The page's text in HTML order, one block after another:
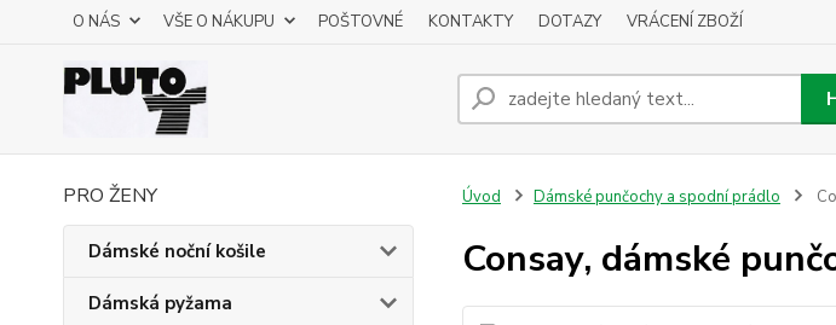
O NÁS VŠE O NÁKUPU POŠTOVNÉ KONTAKTY DOTAZY VRÁCENÍ ZBOŽÍ
PRO ŽENY
Dámské noční košile
Dámská pyžama
Úvod Dámské punčochy a spodní prádlo
Consay, dámské